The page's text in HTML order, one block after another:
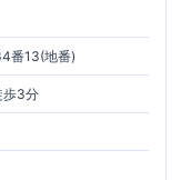
番13(地番)
歩3分